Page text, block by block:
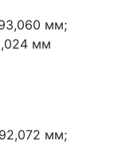
мм;
мм
мм;